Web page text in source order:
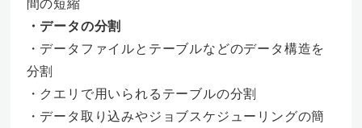
・データの分割
・データファイルとテーブルなどのデータ構造を
分割
・クエリで用いられるテーブルの分割
・データ取り込みやジョブスケジューリングの簡